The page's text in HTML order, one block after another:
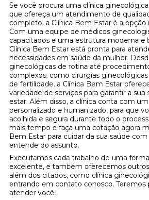
Se você procura uma clínica
que ofereça um atendimento de
completo, a Clínica Bem Estar é a opção
Com uma equipe de médicos
capacitados e uma estrutura moderna e
Clínica Bem Estar está pronta para
necessidades em saúde da mulher.
ginecológicas de rotina até
complexos, como cirurgias
de fertilidade, a Clínica Bem Estar
variedade de serviços para garantir a sua
estar. Além disso, a clínica conta com
personalizado e humanizado, para que
acolhida e segura durante todo o
mais tempo e faça uma cotação agora
Bem Estar para cuidar da sua saúde
entende do assunto.
Executamos cada trabalho de uma
excelente, e também oferecemos
além dos citados, como clínica
entrando em contato conosco. Teremos
atender você!